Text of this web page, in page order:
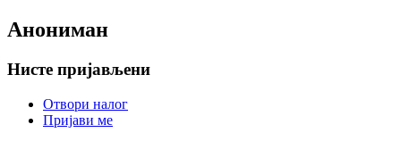
Анониман
Нисте пријављени
Отвори налог
Пријави ме